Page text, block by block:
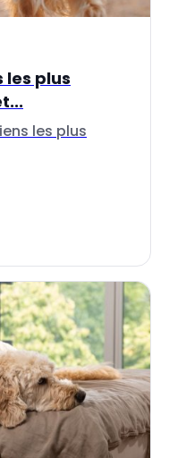
les plus
les plus